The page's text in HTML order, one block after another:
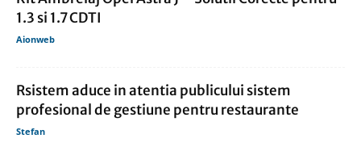
1.3 si 1.7 CDTI
Aionweb
Rsistem aduce in atentia publicului sistem
profesional de gestiune pentru restaurante
Stefan